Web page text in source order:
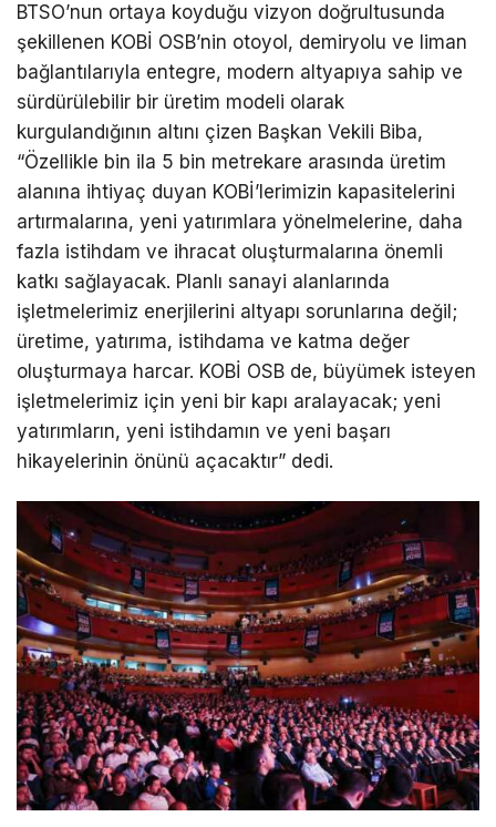
BTSO’nun ortaya koyduğu vizyon doğrultusunda
şekillenen KOBİ OSB’nin otoyol, demiryolu ve liman
bağlantılarıyla entegre, modern altyapıya sahip ve
sürdürülebilir bir üretim modeli olarak
kurgulandığının altını çizen Başkan Vekili Biba,
“Özellikle bin ila 5 bin metrekare arasında üretim
alanına ihtiyaç duyan KOBİ’lerimizin kapasitelerini
artırmalarına, yeni yatırımlara yönelmelerine, daha
fazla istihdam ve ihracat oluşturmalarına önemli
katkı sağlayacak. Planlı sanayi alanlarında
işletmelerimiz enerjilerini altyapı sorunlarına değil;
üretime, yatırıma, istihdama ve katma değer
oluşturmaya harcar. KOBİ OSB de, büyümek isteyen
işletmelerimiz için yeni bir kapı aralayacak; yeni
yatırımların, yeni istihdamın ve yeni başarı
hikayelerinin önünü açacaktır” dedi.